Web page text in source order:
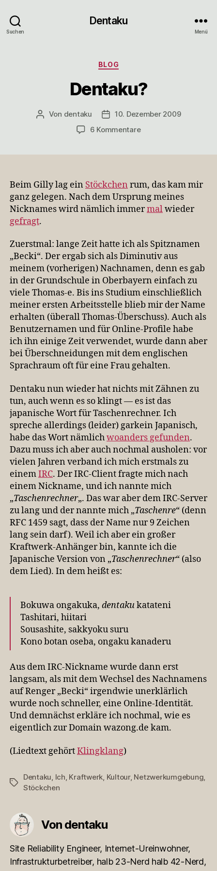
Suchen
Dentaku
Menü
Kategorien
BLOG
Dentaku?
Beitragsautor
Von dentaku Veröffentlichungsdatum
10. Dezember 2009
6 Kommentarezu
Beim Gilly lag ein Stöckchen rum, das kam mir
ganz gelegen. Nach dem Ursprung meines
Nicknames wird nämlich immermalwieder
gefragt.
Zuerstmal: lange Zeit hatte ich als Spitznamen
„Becki“. Der ergab sich als Diminutiv aus
meinem (vorherigen) Nachnamen, denn es gab
in der Grundschule in Oberbayern einfach zu
viele Thomas-e. Bis ins Studium einschließlich
meiner ersten Arbeitsstelle blieb mir der Name
erhalten (überall Thomas-Überschuss). Auch als
Benutzernamen und für Online-Profile habe
ich ihn einige Zeit verwendet, wurde dann aber
bei Überschneidungen mit dem englischen
Sprachraum oft für eine Frau gehalten.
Dentaku nun wieder hat nichts mit Zähnen zu
tun, auch wenn es so klingt — es ist das
japanische Wort für Taschenrechner. Ich
spreche allerdings (leider) garkein Japanisch,
habe das Wort nämlichwoanders gefunden.
Dazu muss ich aber auch nochmal ausholen: vor
vielen Jahren verband ich mich erstmals zu
einemIRC. Der IRC-Client fragte mich nach
einem Nickname, und ich nannte mich
„Taschenrechner„. Das war aber dem IRC-Server
zu lang und der nannte mich „Taschenre“ (denn
RFC 1459 sagt, dass der Name nur 9 Zeichen
lang sein darf). Weil ich aber ein großer
Kraftwerk-Anhänger bin, kannte ich die
Japanische Version von „Taschenrechner“ (also
dem Lied). In dem heißt es:
Bokuwa ongakuka, dentakukatateni
Tashitari, hiitari
Sousashite, sakkyoku suru
Kono botan oseba, ongaku kanaderu
Aus dem IRC-Nickname wurde dann erst
langsam, als mit dem Wechsel des Nachnamens
auf Renger „Becki“ irgendwie unerklärlich
wurde noch schneller, eine Online-Identität.
Und demnächst erkläre ich nochmal, wie es
eigentlich zur Domain wazong.de kam.
(Liedtext gehörtKlingklang)
Schlagwörter
Dentaku Ich Kraftwerk Kultour, Netzwerkumgebung
Stöckchen
Von dentaku
Site Reliability Engineer, Internet-Ureinwohner,
Infrastrukturbetreiber, halb 23-Nerd halb 42-Nerd,